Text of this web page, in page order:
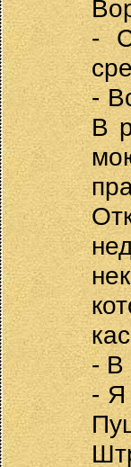
-
-
В
- В
- Я